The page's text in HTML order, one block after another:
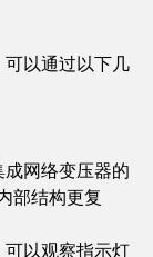
以通过以下几
网络变压器的
部结构更复
以观察指示灯